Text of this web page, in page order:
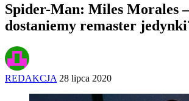
Spider-Man: Miles Morales
dostaniemy remaster
REDAKCJA 28 lipca 2020